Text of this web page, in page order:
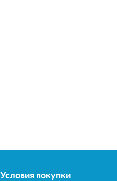
Условия покупки